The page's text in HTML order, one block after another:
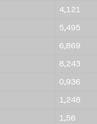
4,121
5,495
6,869
8,243
0,936
1,248
1,56